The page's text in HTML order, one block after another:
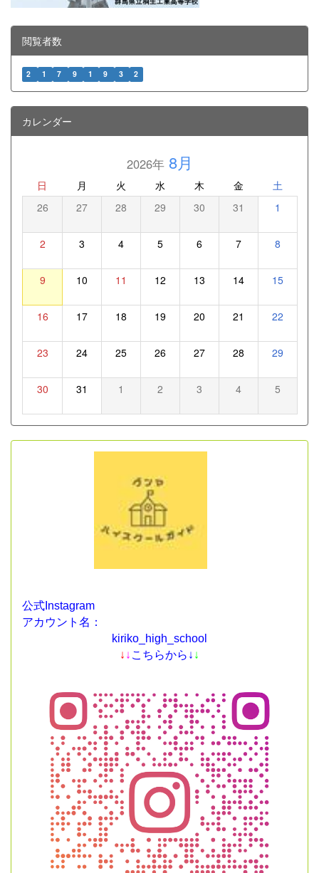
閲覧者数
2 1 7 9 1 9 3 2
カレンダー
2026年8月
日 月 火 水 木 金 土
26 27 28 29 30 31 1
2 3 4 5 6 7 8
9 10 11 12 13 14 15
16 17 18 19 20 21 22
23 24 25 26 27 28 29
30 31 1 2 3 4 5
公式Instagram
アカウント名：
kiriko_high_school
↓ ↓ こちらから↓ ↓